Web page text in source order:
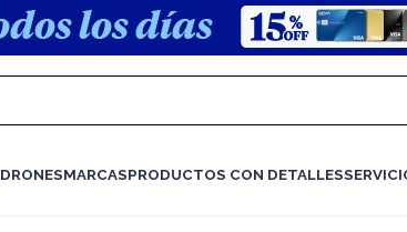
DRONESMARCASPRODUCTOS CON DETALLES